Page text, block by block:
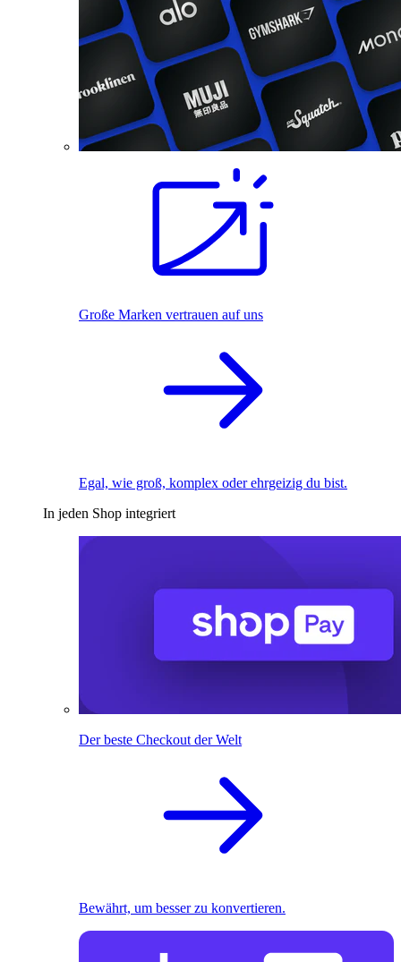
Große Marken vertrauen auf uns
Egal, wie groß, komplex oder ehrgeizig du bist.
In jeden Shop integriert
Der beste Checkout der Welt
Bewährt, um besser zu konvertieren.